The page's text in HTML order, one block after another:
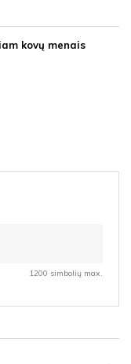
kovų menais
1200 simbolių max.